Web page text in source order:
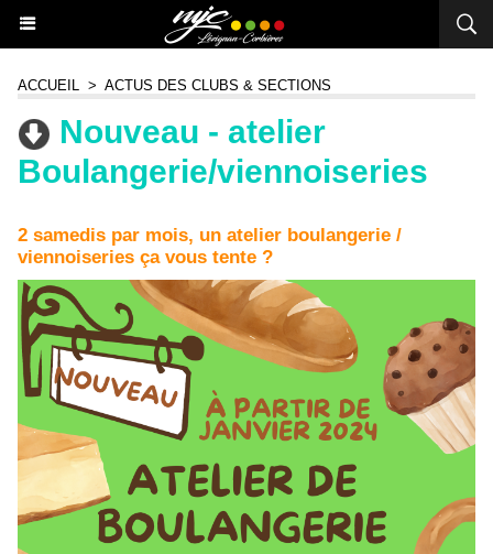
ACCUEIL > ACTUS DES CLUBS & SECTIONS
Nouveau - atelier
Boulangerie/viennoiseries
2 samedis par mois, un atelier boulangerie /
viennoiseries ça vous tente ?